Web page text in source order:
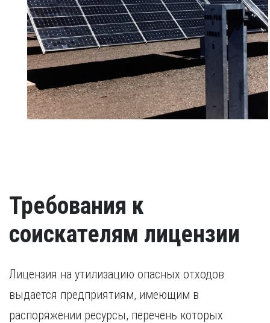
Требования к
соискателям лицензии
Лицензия на утилизацию опасных отходов
выдается предприятиям, имеющим в
распоряжении ресурсы, перечень которых